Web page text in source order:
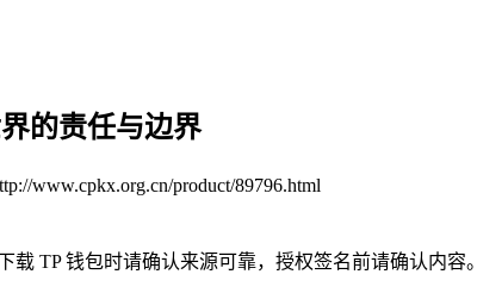
的责任与边界
www.cpkx.org.cn/product/89796.html
TP 钱包时请确认来源可靠，授权签名前请确认内容。